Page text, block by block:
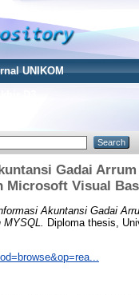
UNIKOM
Gadai
Microsoft Visual
Akuntansi Gadai
Diploma thesis,